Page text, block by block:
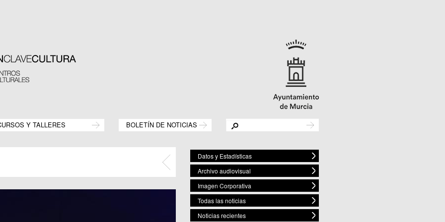
Y TALLERES BOLETÍN DE NOTICIAS
Datos y Estadísticas
Archivo audiovisual
Imagen Corporativa
Todas las noticias
Noticias recientes